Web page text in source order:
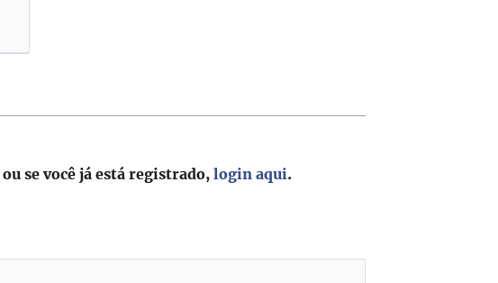
ou se você já está registrado,login aqui.